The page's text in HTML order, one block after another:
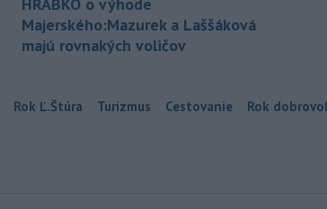
Majerského:Mazurek a Laššáková
majú rovnakých voličov
Rok Ľ.Štúra Turizmus Cestovanie Rok